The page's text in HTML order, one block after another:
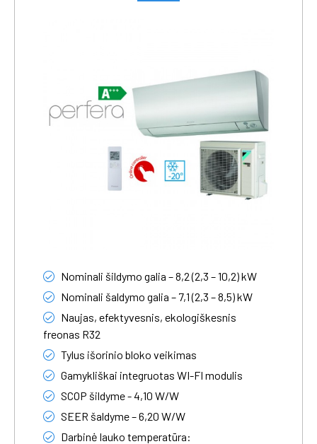
Nominali šildymo galia – 8,2 (2,3 – 10,2) kW
Nominali šaldymo galia – 7,1 (2,3 – 8,5) kW
Naujas, efektyvesnis, ekologiškesnis
freonas R32
Tylus išorinio bloko veikimas
Gamykliškai integruotas WI-FI modulis
SCOP šildyme - 4,10 W/W
SEER šaldyme – 6,20 W/W
Darbinė lauko temperatūra: